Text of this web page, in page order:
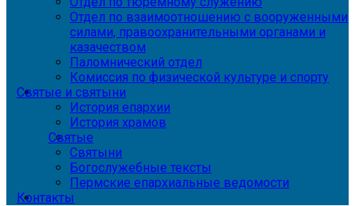
Отдел по взаимоотношению с вооруженными
силами, правоохранительными органами и
казачеством
Паломнический отдел
Комиссия по физической культуре и спорту
Святые и святыни
История епархии
История храмов
Святые
Святыни
Богослужебные тексты
Пермские епархиальные ведомости
Контакты